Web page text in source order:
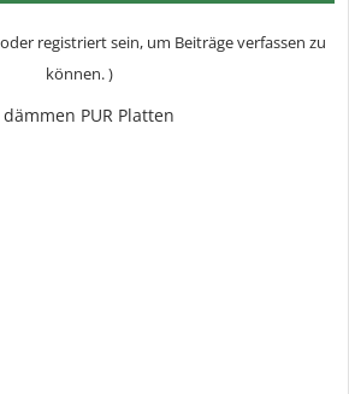
registriert sein, um Beiträge verfassen zu
können. )
PUR Platten